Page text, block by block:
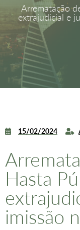
Arrematação
extrajudicial e
15/02/2024
Hasta
imissão